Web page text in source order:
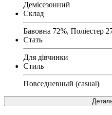
Демісезонний
Склад
Бавовна 72%, Поліестер
Стать
Для дівчинки
Стиль
Повседневный (casual)